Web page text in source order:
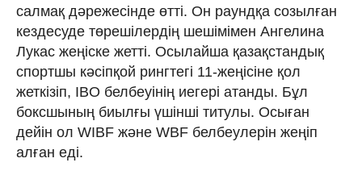
салмақ дәрежесінде өтті. Он раундқа созылған
кездесуде төрешілердің шешімімен Ангелина
Лукас жеңіске жетті. Осылайша қазақстандық
спортшы кәсіпқой рингтегі 11-жеңісіне қол
жеткізіп, IBO белбеуінің иегері атанды. Бұл
боксшының биылғы үшінші титулы. Осыған
дейін ол WIBF және WBF белбеулерін жеңіп
алған еді.